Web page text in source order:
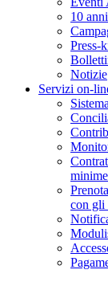
10
Press-
Notizie
Servizi on-
con gli